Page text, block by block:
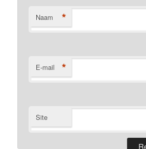
Naam *
E-mail *
Site